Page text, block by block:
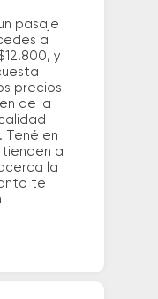
pasaje
a
y
precios
de la
Tené en
a
la
te